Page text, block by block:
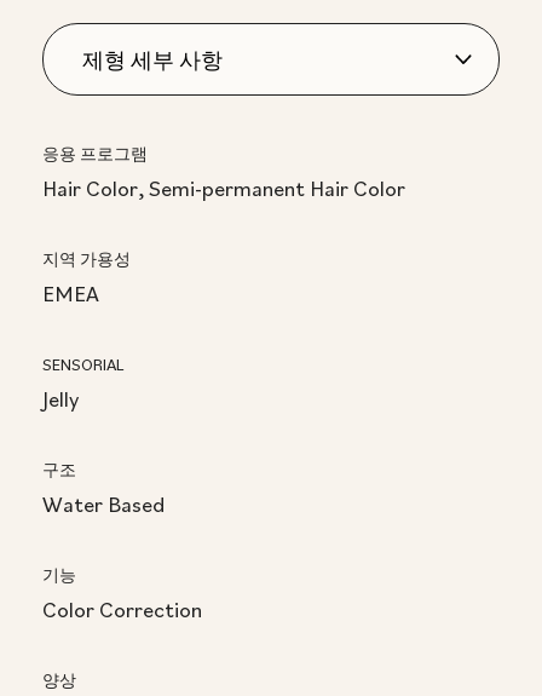
응용 프로그램
Hair Color, Semi-permanent Hair Color
지역 가용성
EMEA
SENSORIAL
Jelly
구조
Water Based
기능
Color Correction
양상